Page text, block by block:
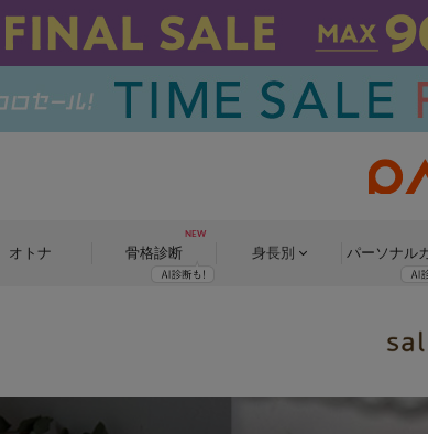
オトナ 骨格診断 身長別 パーソナル